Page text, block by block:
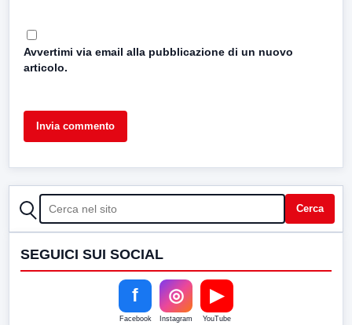
Avvertimi via email alla pubblicazione di un nuovo
articolo.
CERCA Cerca
SEGUICI SUI SOCIAL
f
Facebook
◎
Instagram
▶
YouTube